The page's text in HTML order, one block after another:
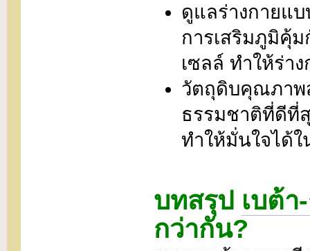
ดูแลร่างกายแบ
การเสริมภูมิคุ้
เซลล์ ทำให้ร่า
วัตถุดิบคุณภาพ
ธรรมชาติที่ดีที่
ทำให้มั่นใจได้
บทสรุป เบต้
กว่ากัน?